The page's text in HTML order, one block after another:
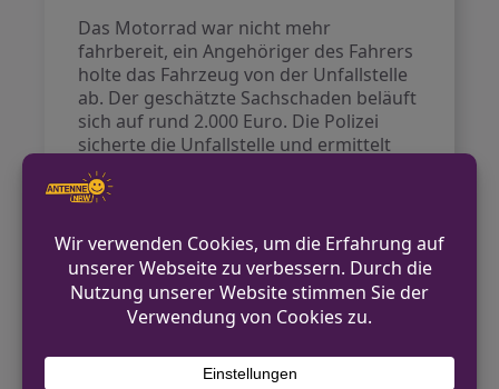
Das Motorrad war nicht mehr
fahrbereit, ein Angehöriger des Fahrers
holte das Fahrzeug von der Unfallstelle
ab. Der geschätzte Sachschaden beläuft
sich auf rund 2.000 Euro. Die Polizei
sicherte die Unfallstelle und ermittelt
nun zum genauen Unfallhergang.
Die Polizei rät zudem, bei schlechten
Wetterbedingungen die
Geschwindigkeit zu reduzieren, den
Sicherheitsabstand zu vergrößern und
vorausschauend zu fahren sowie darauf
zu achten, dass das Fahrzeug